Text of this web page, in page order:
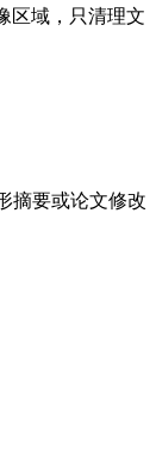
区域，只清理文
摘要或论文修改